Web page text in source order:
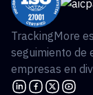
TrackingMore
seguimiento de
empresas en